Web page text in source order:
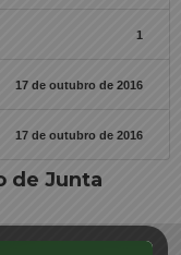
1
17 de outubro de 2016
17 de outubro de 2016
de Junta